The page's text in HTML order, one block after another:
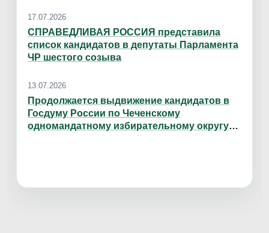
17.07.2026
СПРАВЕДЛИВАЯ РОССИЯ представила
список кандидатов в депутаты Парламента
ЧР шестого созыва
13.07.2026
Продолжается выдвижение кандидатов в
Госдуму России по Чеченскому
одномандатному избирательному округу